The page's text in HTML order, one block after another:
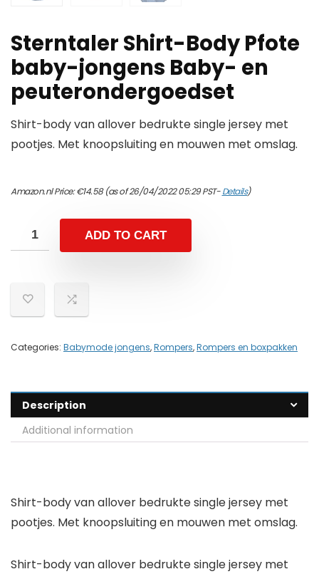
Sterntaler Shirt-Body Pfote
baby-jongens Baby- en
peuterondergoedset
Shirt-body van allover bedrukte single jersey met
pootjes. Met knoopsluiting en mouwen met omslag.
Amazon.nl Price:€14.58(as of 26/04/2022 05:29 PST-Details)
ADD TO CART
Categories: Babymode jongens,Rompers,Rompers en boxpakken
Description
Additional information
Shirt-body van allover bedrukte single jersey met
pootjes. Met knoopsluiting en mouwen met omslag.
Shirt-body van allover bedrukte single jersey met